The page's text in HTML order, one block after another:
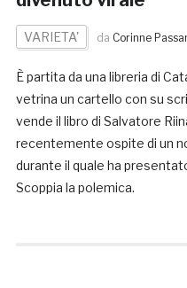
VARIETA' da Corinne
È partita da una libreria di
vetrina un cartello con su
vende il libro di Salvatore
recentemente ospite di un
durante il quale ha
Scoppia la polemica.